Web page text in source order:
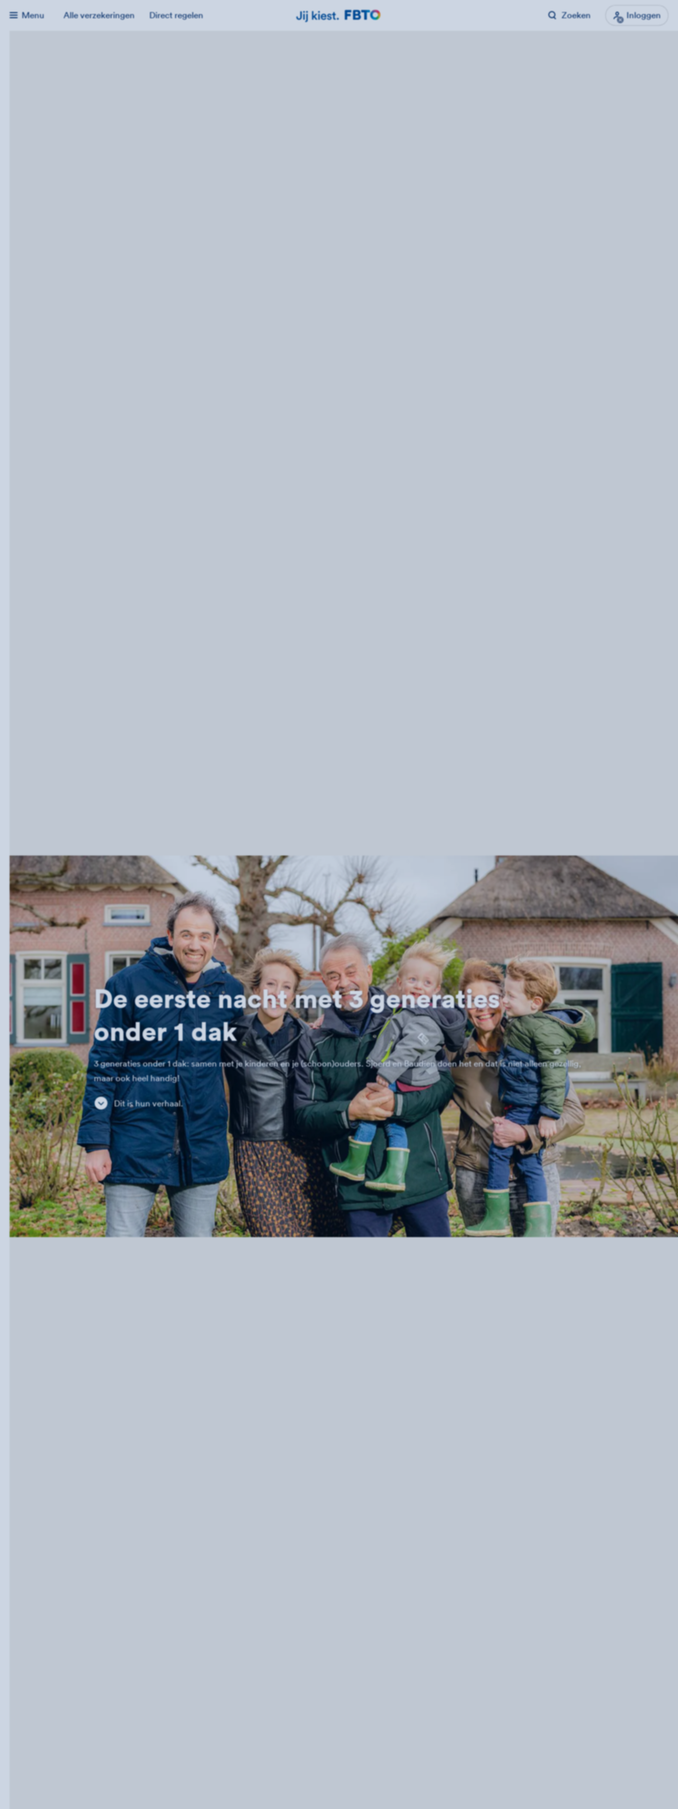
Menu Alle verzekeringen Direct regelen Zoeken Inloggen
De eerste nacht met 3 generaties
onder 1 dak
3 generaties onder 1 dak: samen met je kinderen en je (schoon)ouders. Sjoerd en Baudien doen het en dat is niet alleen gezellig,
maar ook heel handig!
Dit is hun verhaal.